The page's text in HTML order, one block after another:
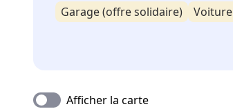
Garage (offre solidaire)
Voiture
Afficher la carte